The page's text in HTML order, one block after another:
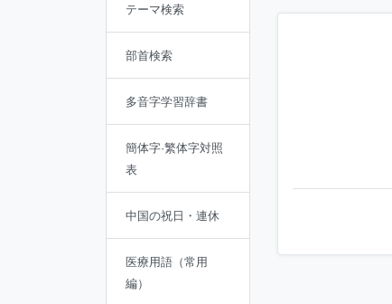
テーマ検索
部首検索
多音字学習辞書
簡体字·繁体字対照
表
中国の祝日・連休
医療用語（常用
編）